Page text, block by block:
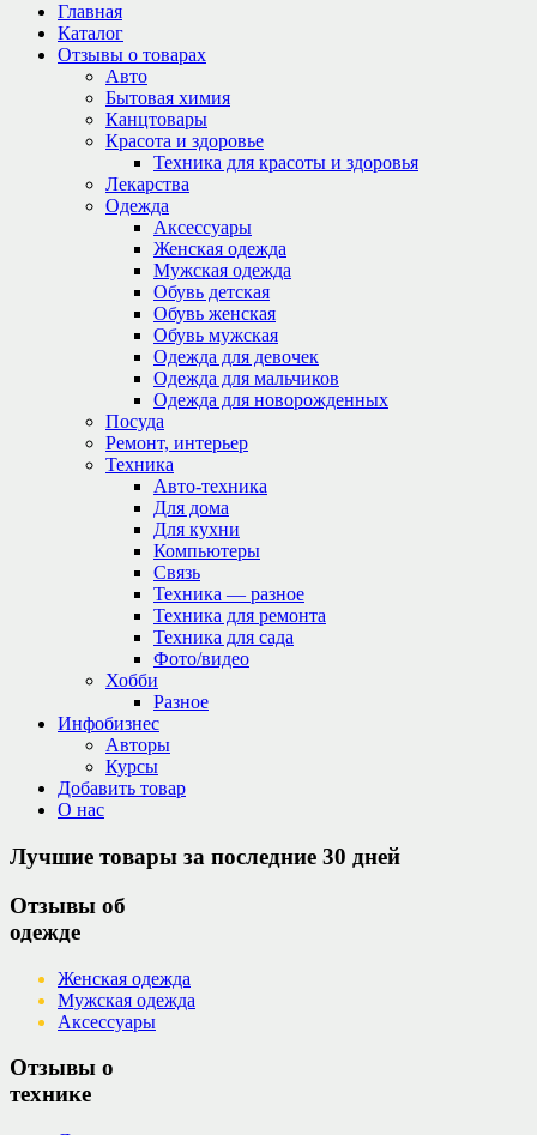
Главная
Каталог
Отзывы о товарах
Авто
Бытовая химия
Канцтовары
Красота и здоровье
Техника для красоты и здоровья
Лекарства
Одежда
Аксессуары
Женская одежда
Мужская одежда
Обувь детская
Обувь женская
Обувь мужская
Одежда для девочек
Одежда для мальчиков
Одежда для новорожденных
Посуда
Ремонт, интерьер
Техника
Авто-техника
Для дома
Для кухни
Компьютеры
Связь
Техника — разное
Техника для ремонта
Техника для сада
Фото/видео
Хобби
Разное
Инфобизнес
Авторы
Курсы
Добавить товар
О нас
Лучшие товары за последние 30 дней
Отзывы об
одежде
Женская одежда
Мужская одежда
Аксессуары
Отзывы о
технике